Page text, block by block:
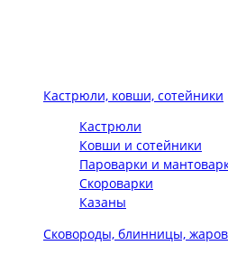
Кастрюли, ковши, сотейники
Кастрюли
Ковши и сотейники
Пароварки и
Скороварки
Казаны
Сковороды, блинницы,